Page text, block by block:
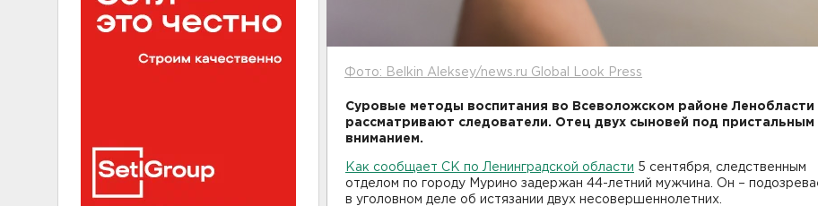
Фото: Belkin Aleksey/news.ru Global Look Press
Суровые методы воспитания во Всеволожском районе Ленобласти
рассматривают следователи. Отец двух сыновей под пристальным
вниманием.
Как сообщает СК по Ленинградской области 5 сентября, следственным
отделом по городу Мурино задержан 44-летний мужчина. Он –
в уголовном деле об истязании двух несовершеннолетних.